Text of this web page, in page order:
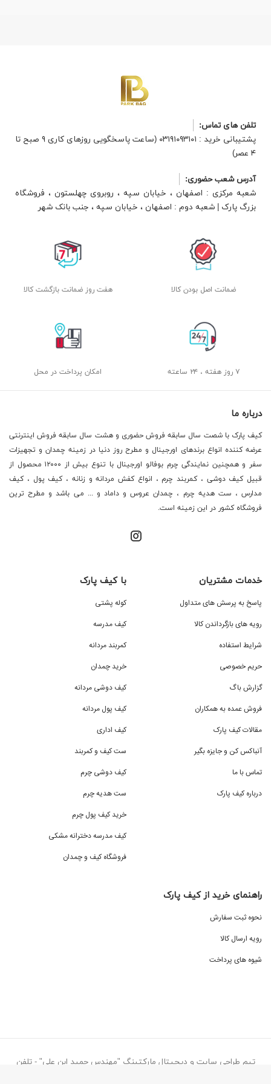
تلفن های تماس:
پشتیبانی خرید : ۰۳۱۹۱۰۹۳۱۰۱ (ساعت پاسخگویی روزهای کاری ۹ صبح تا
۴ عصر)
آدرس شعب حضوری:
شعبه مرکزی : اصفهان ، خیابان سپه ، روبروی چهلستون ، فروشگاه
بزرگ پارک | شعبه دوم : اصفهان ، خیابان سپه ، جنب بانک شهر
ضمانت اصل بودن کالا هفت روز ضمانت بازگشت کالا
۷ روز هفته ، ۲۴ ساعته امکان پرداخت در محل
درباره ما
کیف پارک با شصت سال سابقه فروش حضوری و هشت سال سابقه فروش اینترنتی
عرضه کننده انواع برندهای اورجینال و مطرح روز دنیا در زمینه چمدان و تجهیزات
سفر و همچنین نمایندگی چرم بوفالو اورجینال با تنوع بیش از ۱۲۰۰۰ محصول از
قبیل کیف دوشی ، کمربند چرم ، انواع کفش مردانه و زنانه ، کیف پول ، کیف
مدارس ، ست هدیه چرم ، چمدان عروس و داماد و ... می باشد و مطرح ترین
فروشگاه کشور در این زمینه است.
خدمات مشتریان
پاسخ به پرسش های متداول
رویه های بازگرداندن کالا
شرایط استفاده
حریم خصوصی
گزارش باگ
فروش عمده به همکاران
مقالات کیف پارک
آنباکس کن و جایزه بگیر
تماس با ما
درباره کیف پارک
با کیف پارک
کوله پشتی
کیف مدرسه
کمربند مردانه
خرید چمدان
کیف دوشی مردانه
کیف پول مردانه
کیف اداری
ست کیف و کمربند
کیف دوشی چرم
ست هدیه چرم
خرید کیف پول چرم
کیف مدرسه دخترانه مشکی
فروشگاه کیف و چمدان
راهنمای خرید از کیف پارک
نحوه ثبت سفارش
رویه ارسال کالا
شیوه های پرداخت
تیم طراحی سایت و دیجیتال مارکتینگ "مهندس حمید ابن علی" - تلفن